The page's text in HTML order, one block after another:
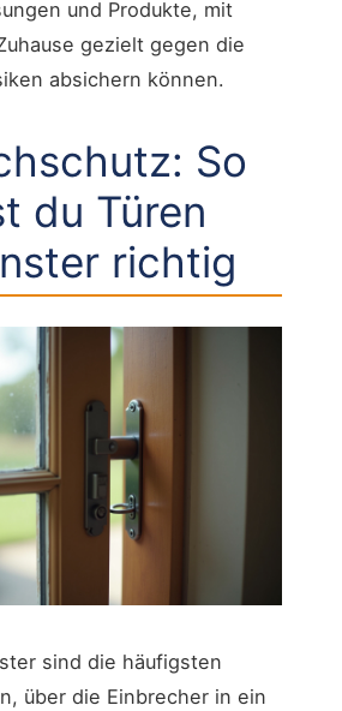
und Produkte, mit
gezielt gegen die
absichern können.
So
du Türen
richtig
sind die häufigsten
über die Einbrecher in ein